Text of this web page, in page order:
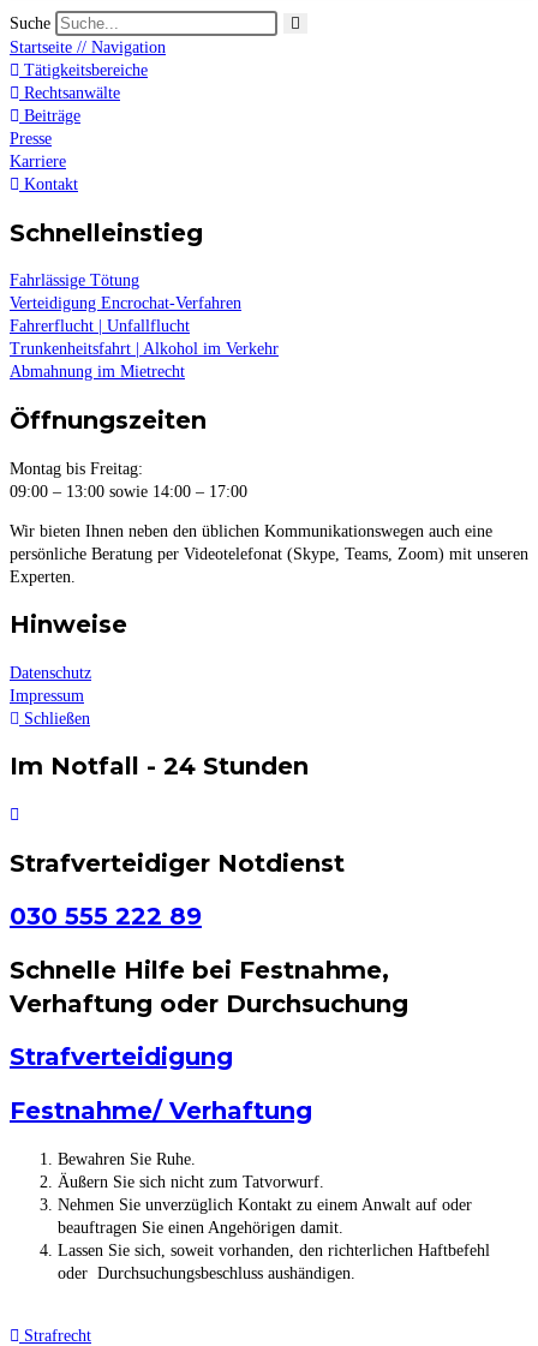
Suche
Startseite // Navigation
Tätigkeitsbereiche
Rechtsanwälte
Beiträge
Presse
Karriere
Kontakt
Schnelleinstieg
Fahrlässige Tötung
Verteidigung Encrochat-Verfahren
Fahrerflucht | Unfallflucht
Trunkenheitsfahrt | Alkohol im Verkehr
Abmahnung im Mietrecht
Öffnungszeiten
Montag bis Freitag:
09:00 – 13:00 sowie 14:00 – 17:00
Wir bieten Ihnen neben den üblichen Kommunikationswegen auch eine
persönliche Beratung per Videotelefonat (Skype, Teams, Zoom) mit unseren
Experten.
Hinweise
Datenschutz
Impressum
Schließen
Im Notfall - 24 Stunden
Strafverteidiger Notdienst
030 555 222 89
Schnelle Hilfe bei Festnahme,
Verhaftung oder Durchsuchung
Strafverteidigung
Festnahme/ Verhaftung
Bewahren Sie Ruhe.
Äußern Sie sich nicht zum Tatvorwurf.
Nehmen Sie unverzüglich Kontakt zu einem Anwalt auf oder
beauftragen Sie einen Angehörigen damit.
Lassen Sie sich, soweit vorhanden, den richterlichen Haftbefehl
oder Durchsuchungsbeschluss aushändigen.
Strafrecht